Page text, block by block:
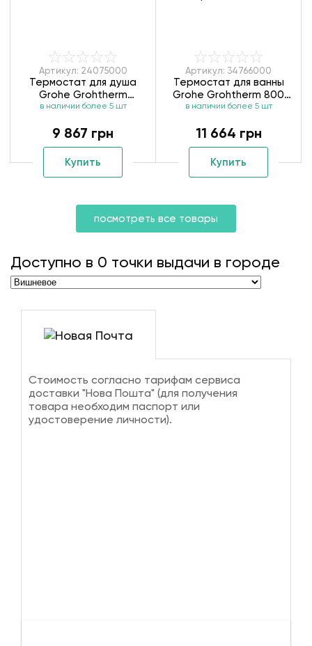
Артикул: 24075000
Термостат для душа
Grohe Grohtherm
24075000
в наличии более 5 шт
9 867 грн
Купить
Артикул: 34766000
Термостат для ванны
Grohe Grohtherm 800
Cosmopolitan 34766000
в наличии более 5 шт
11 664 грн
Купить
посмотреть все товары
Доступно в 0 точки выдачи в городе
Стоимость согласно тарифам сервиса
доставки "Нова Пошта" (для получения
товара необходим паспорт или
удостоверение личности).